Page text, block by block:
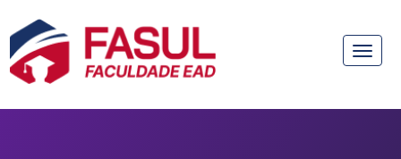
Toggle